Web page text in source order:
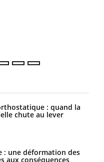
: quand la
chute au lever
: une déformation des
aux conséquences